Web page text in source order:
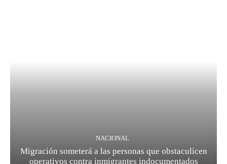
NACIONAL
Migración someterá a las personas que obstaculicen
operativos contra inmigrantes indocumentados